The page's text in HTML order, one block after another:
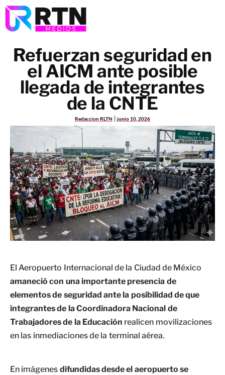
Refuerzan seguridad en
el AICM ante posible
llegada de integrantes
de la CNTE
Redaccion RLTN junio 10, 2026
El Aeropuerto Internacional de la Ciudad de México
amaneció con una importante presencia de
elementos de seguridad ante la posibilidad de que
integrantes de la Coordinadora Nacional de
Trabajadores de la Educación realicen movilizaciones
en las inmediaciones de la terminal aérea.
En imágenes difundidas desde el aeropuerto se